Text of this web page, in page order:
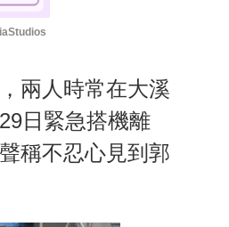
兩人時常在大溪
日緊急搭機離
稱不忍心見到郭